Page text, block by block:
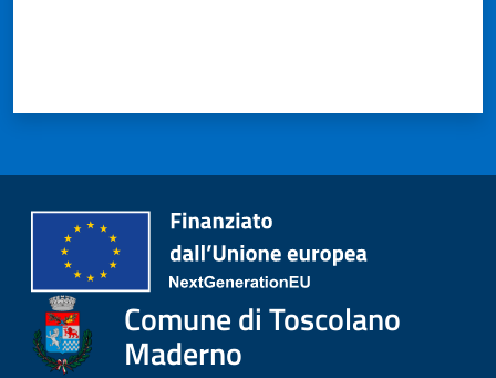
Comune di Toscolano
Maderno